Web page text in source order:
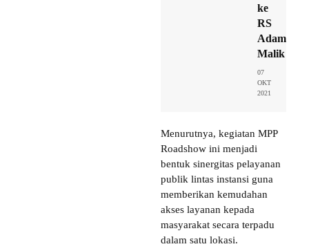
ke
RS
Adam
Malik
07
OKT
2021
Menurutnya, kegiatan MPP
Roadshow ini menjadi
bentuk sinergitas pelayanan
publik lintas instansi guna
memberikan kemudahan
akses layanan kepada
masyarakat secara terpadu
dalam satu lokasi.